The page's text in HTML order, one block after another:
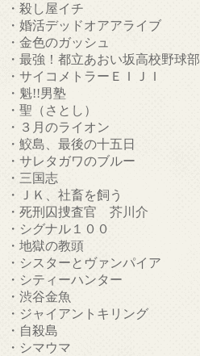
・殺し屋イチ
・婚活デッドオアアライブ
・金色のガッシュ
・最強！都立あおい坂高校野球部
・サイコメトラーＥＩＪＩ
・魁!!男塾
・聖（さとし）
・３月のライオン
・鮫島、最後の十五日
・サレタガワのブルー
・三国志
・ＪＫ、社畜を飼う
・死刑囚捜査官 芥川介
・シグナル１００
・地獄の教頭
・シスターとヴァンパイア
・シティーハンター
・渋谷金魚
・ジャイアントキリング
・自殺島
・シマウマ